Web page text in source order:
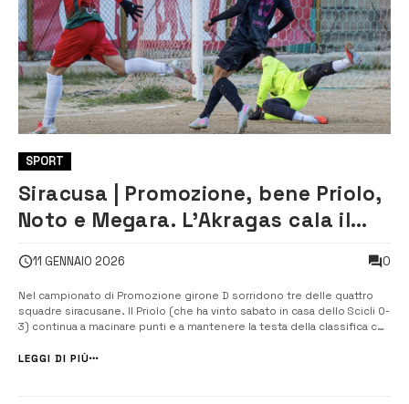
SPORT
Siracusa | Promozione, bene Priolo,
Noto e Megara. L’Akragas cala il
11 GENNAIO 2026 0
Nel campionato di Promozione girone D sorridono tre delle quattro
squadre siracusane. Il Priolo (che ha vinto sabato in casa dello Scicli 0-
3) continua a macinare punti e a mantenere la testa della classifica con
allenata da Maurizio Intagliata, ancora imbattuta, non sbaglia ...
LEGGI DI PIÙ